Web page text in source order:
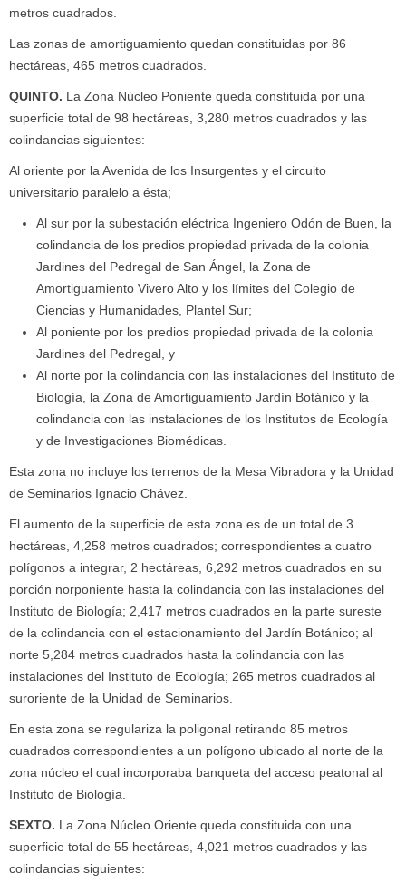
metros cuadrados.
Las zonas de amortiguamiento quedan constituidas por 86
hectáreas, 465 metros cuadrados.
QUINTO. La Zona Núcleo Poniente queda constituida por una
superficie total de 98 hectáreas, 3,280 metros cuadrados y las
colindancias siguientes:
Al oriente por la Avenida de los Insurgentes y el circuito
universitario paralelo a ésta;
Al sur por la subestación eléctrica Ingeniero Odón de Buen, la
colindancia de los predios propiedad privada de la colonia
Jardines del Pedregal de San Ángel, la Zona de
Amortiguamiento Vivero Alto y los límites del Colegio de
Ciencias y Humanidades, Plantel Sur;
Al poniente por los predios propiedad privada de la colonia
Jardines del Pedregal, y
Al norte por la colindancia con las instalaciones del Instituto de
Biología, la Zona de Amortiguamiento Jardín Botánico y la
colindancia con las instalaciones de los Institutos de Ecología
y de Investigaciones Biomédicas.
Esta zona no incluye los terrenos de la Mesa Vibradora y la Unidad
de Seminarios Ignacio Chávez.
El aumento de la superficie de esta zona es de un total de 3
hectáreas, 4,258 metros cuadrados; correspondientes a cuatro
polígonos a integrar, 2 hectáreas, 6,292 metros cuadrados en su
porción norponiente hasta la colindancia con las instalaciones del
Instituto de Biología; 2,417 metros cuadrados en la parte sureste
de la colindancia con el estacionamiento del Jardín Botánico; al
norte 5,284 metros cuadrados hasta la colindancia con las
instalaciones del Instituto de Ecología; 265 metros cuadrados al
suroriente de la Unidad de Seminarios.
En esta zona se regulariza la poligonal retirando 85 metros
cuadrados correspondientes a un polígono ubicado al norte de la
zona núcleo el cual incorporaba banqueta del acceso peatonal al
Instituto de Biología.
SEXTO. La Zona Núcleo Oriente queda constituida con una
superficie total de 55 hectáreas, 4,021 metros cuadrados y las
colindancias siguientes: